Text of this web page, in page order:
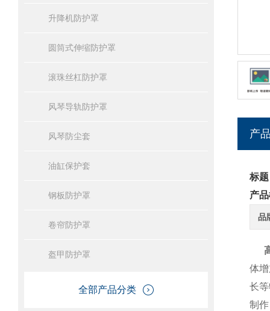
升降机防护罩
圆筒式伸缩防护罩
滚珠丝杠防护罩
风琴导轨防护罩
风琴防尘套
油缸保护套
钢板防护罩
卷帘防护罩
盔甲防护罩
全部产品分类
产
标
产
品
体
长
制